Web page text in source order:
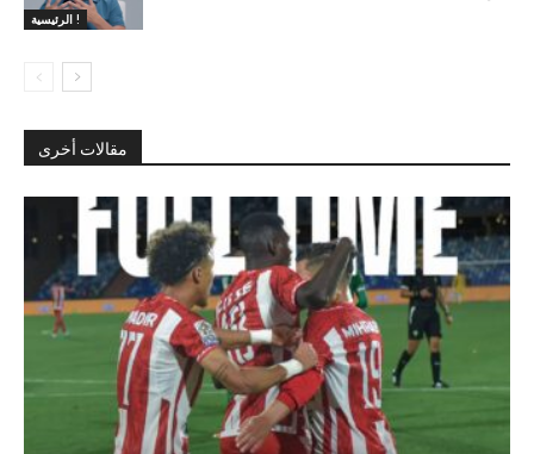
الرئيسية !
مقالات أخرى